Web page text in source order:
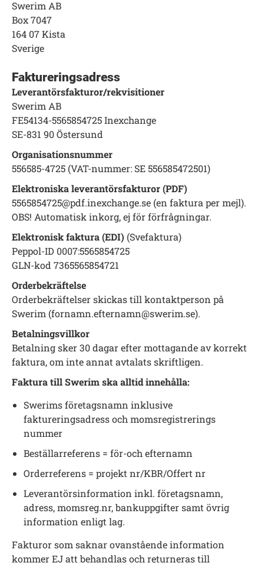
Swerim AB
Box 7047
164 07 Kista
Sverige
Faktureringsadress
Leverantörsfakturor/rekvisitioner
Swerim AB
FE54134-5565854725 Inexchange
SE-831 90 Östersund
Organisationsnummer
556585-4725 (VAT-nummer: SE 556585472501)
Elektroniska leverantörsfakturor (PDF)
5565854725@pdf.inexchange.se (en faktura per mejl).
OBS! Automatisk inkorg, ej för förfrågningar.
Elektronisk faktura (EDI) (Svefaktura)
Peppol-ID 0007:5565854725
GLN-kod 7365565854721
Orderbekräftelse
Orderbekräftelser skickas till kontaktperson på
Swerim (fornamn.efternamn@swerim.se).
Betalningsvillkor
Betalning sker 30 dagar efter mottagande av korrekt
faktura, om inte annat avtalats skriftligen.
Faktura till Swerim ska alltid innehålla:
Swerims företagsnamn inklusive
faktureringsadress och momsregistrerings
nummer
Beställarreferens = för-och efternamn
Orderreferens = projekt nr/KBR/Offert nr
Leverantörsinformation inkl. företagsnamn,
adress, momsreg.nr, bankuppgifter samt övrig
information enligt lag.
Fakturor som saknar ovanstående information
kommer EJ att behandlas och returneras till